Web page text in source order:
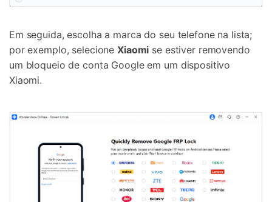
Em seguida, escolha a marca do seu telefone na lista;
por exemplo, selecioneXiaomi se estiver removendo
um bloqueio de conta Google em um dispositivo
Xiaomi.